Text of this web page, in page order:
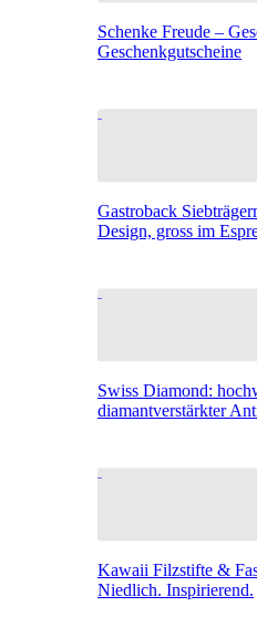
Schenke Freude –
Geschenkgutscheine
Gastroback
Design, gross im
Swiss Diamond:
diamantverstärkter
Kawaii Filzstifte &
Niedlich. Inspirierend.